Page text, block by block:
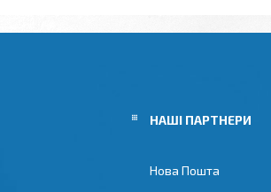
НАШІ ПАРТНЕРИ
Нова Пошта